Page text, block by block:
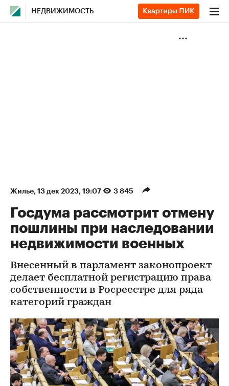
НЕДВИЖИМОСТЬ
Жилье⁠, 13 дек 2023, 19:07 3 845
Госдума рассмотрит отмену
пошлины при наследовании
недвижимости военных
Внесенный в парламент законопроект
делает бесплатной регистрацию права
собственности в Росреестре для ряда
категорий граждан